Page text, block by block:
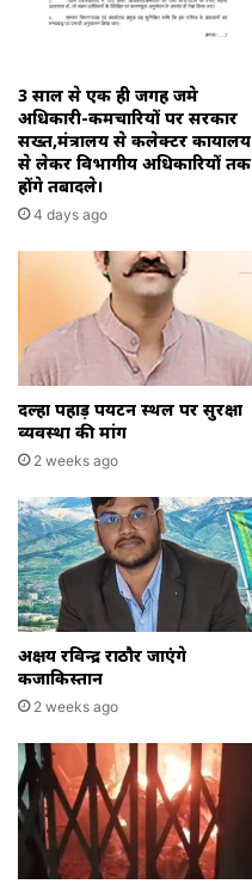
3 साल से एक ही जगह जमे
अधिकारी-कर्मचारियों पर सरकार
सख्त,मंत्रालय से कलेक्टर कार्यालय
से लेकर विभागीय अधिकारियों तक
होंगे तबादले।
4 days ago
दल्हा पहाड़ पर्यटन स्थल पर सुरक्षा
व्यवस्था की मांग
2 weeks ago
अक्षय रविन्द्र राठौर जाएंगे
कजाकिस्तान
2 weeks ago